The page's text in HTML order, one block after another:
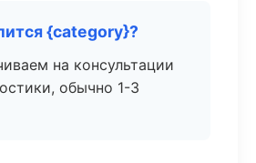
{category}?
на консультации
обычно 1-3